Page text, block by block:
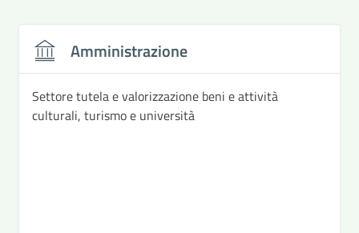
Amministrazione
Settore tutela e valorizzazione beni e attività
culturali, turismo e università